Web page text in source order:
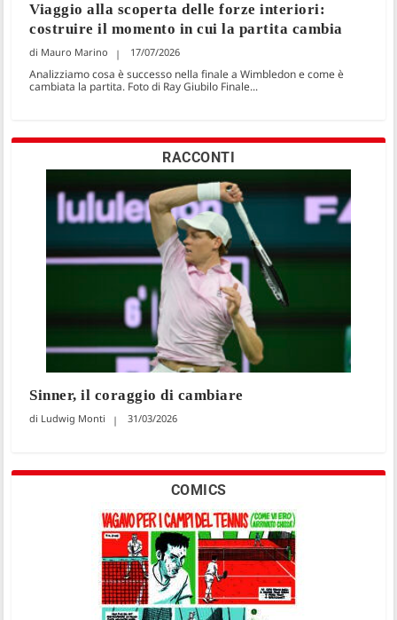
Viaggio alla scoperta delle forze interiori:
costruire il momento in cui la partita cambia
Mauro Marino 17/07/2026
Analizziamo cosa è successo nella finale a Wimbledon e come è
cambiata la partita. Foto di Ray Giubilo Finale...
RACCONTI
Sinner, il coraggio di cambiare
Ludwig Monti 31/03/2026
COMICS